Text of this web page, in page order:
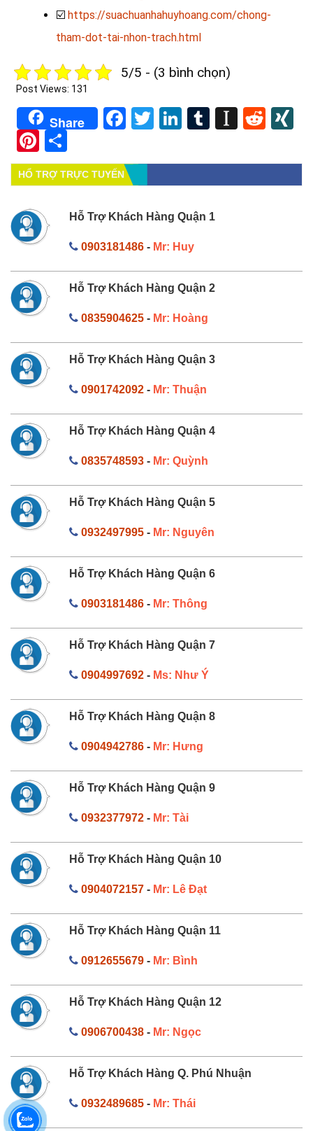
☑️ https://suachuanhahuyhoang.com/chong-
tham-dot-tai-nhon-trach.html
5/5 - (3 bình chọn)
Post Views: 131
Share Facebook
TwitterLinkedIn
Tumblr
Pinterest
HỔ TRỢ TRỰC TUYẾN
Hỗ Trợ Khách Hàng Quận 1
0903181486- Mr: Huy
Hỗ Trợ Khách Hàng Quận 2
0835904625- Mr: Hoàng
Hỗ Trợ Khách Hàng Quận 3
0901742092- Mr: Thuận
Hỗ Trợ Khách Hàng Quận 4
0835748593- Mr: Quỳnh
Hỗ Trợ Khách Hàng Quận 5
0932497995- Mr: Nguyên
Hỗ Trợ Khách Hàng Quận 6
0903181486- Mr: Thông
Hỗ Trợ Khách Hàng Quận 7
0904997692- Ms: Như Ý
Hỗ Trợ Khách Hàng Quận 8
0904942786- Mr: Hưng
Hỗ Trợ Khách Hàng Quận 9
0932377972- Mr: Tài
Hỗ Trợ Khách Hàng Quận 10
0904072157- Mr: Lê Đạt
Hỗ Trợ Khách Hàng Quận 11
0912655679- Mr: Bình
Hỗ Trợ Khách Hàng Quận 12
0906700438- Mr: Ngọc
Hỗ Trợ Khách Hàng Q. Phú Nhuận
0932489685- Mr: Thái